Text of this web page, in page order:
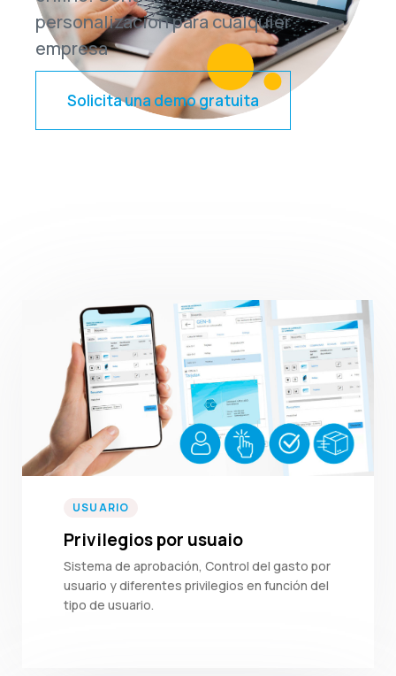
personalización para cualquier
empresa
Solicita una demo gratuita
USUARIO
Privilegios por usuaio
Sistema de aprobación, Control del gasto por
usuario y diferentes privilegios en función del
tipo de usuario.